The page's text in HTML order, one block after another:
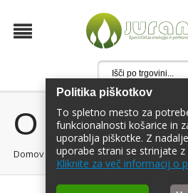
Politika piškotkov
To spletno mesto za
funkcionalnosti košarice in
uporablja piškotke. Z
uporabe strani se strinjate
Kliknite za več informacij o
O NAS
Domov O nas